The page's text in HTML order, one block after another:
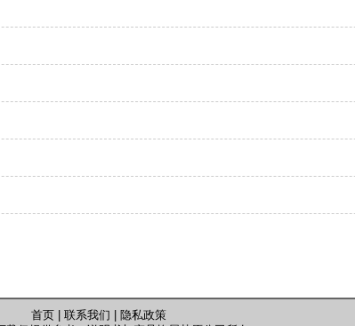
首页 联系我们
隐私政策